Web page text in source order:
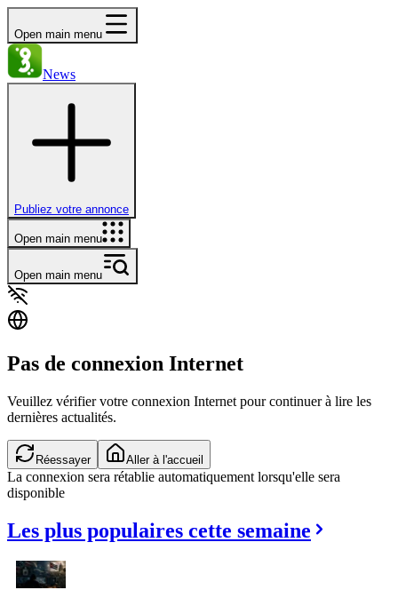
Open main menu
News
Publiez votre annonce
Open main menu
Open main menu
Pas de connexion Internet
Veuillez vérifier votre connexion Internet pour continuer à lire les
dernières actualités.
Réessayer Aller à l'accueil
La connexion sera rétablie automatiquement lorsqu'elle sera
disponible
Les plus populaires cette semaine